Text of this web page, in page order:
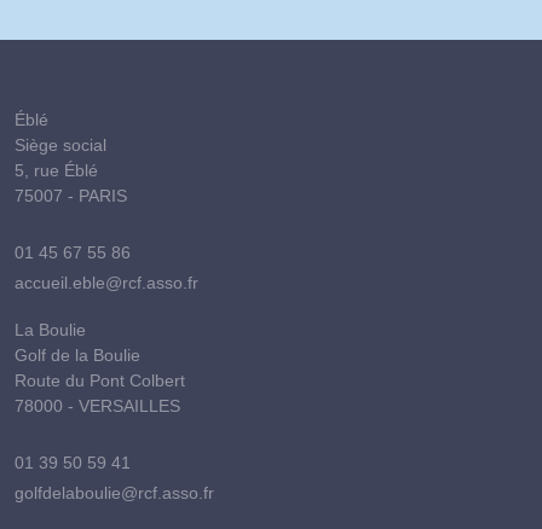
Éblé
Siège social
5, rue Éblé
75007 - PARIS
01 45 67 55 86
accueil.eble@rcf.asso.fr
La Boulie
Golf de la Boulie
Route du Pont Colbert
78000 - VERSAILLES
01 39 50 59 41
golfdelaboulie@rcf.asso.fr